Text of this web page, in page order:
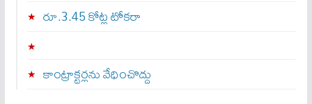
రూ.3.45 కోట్ల టోకరా
కాంట్రాక్టర్లను వేధించొద్దు